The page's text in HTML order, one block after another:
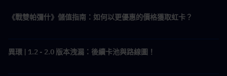
《戰雙帕彌什》儲值指南：如何以更優惠的價格獲取虹卡？
異環 | 1.2 - 2.0 版本洩漏：後續卡池與路線圖！